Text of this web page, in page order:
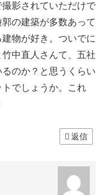
影されていただけで
の建築が多数あって
物が好き。ついでに
中直人さんて、五社
のか？と思うくらい
でしょうか。これ
返信